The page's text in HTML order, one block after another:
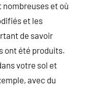
nombreuses et où
et les
de savoir
ont été produits.
votre sol et
avec du